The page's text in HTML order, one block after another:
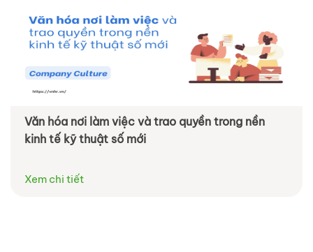
Văn hóa nơi làm việc và trao quyền trong nền
kinh tế kỹ thuật số mới
Xem chi tiết